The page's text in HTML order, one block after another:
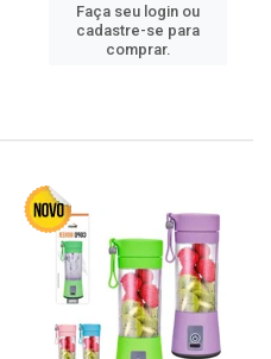
Faça seu login ou
cadastre-se para
comprar.